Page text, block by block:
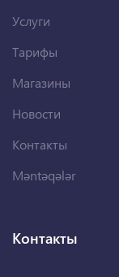
Услуги
Тарифы
Магазины
Новости
Контакты
Məntəqələr
Контакты